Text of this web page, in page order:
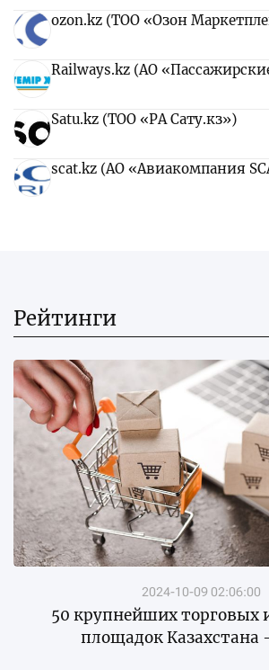
ozon.kz (ТОО «Озон
Railways.kz (АО
Satu.kz (ТОО «РА Сату.кз»)
scat.kz (АО «Авиакомпания
Рейтинги
2024-10-09 02:06:00
50 крупнейших торговых
площадок Казахстана